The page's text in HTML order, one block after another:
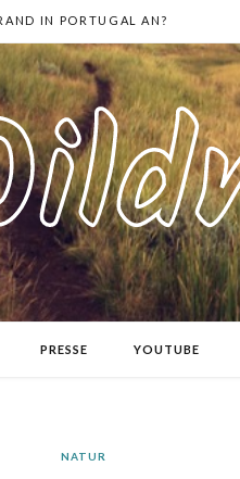
IN PORTUGAL AN?
PRESSE YOUTUBE
NATUR